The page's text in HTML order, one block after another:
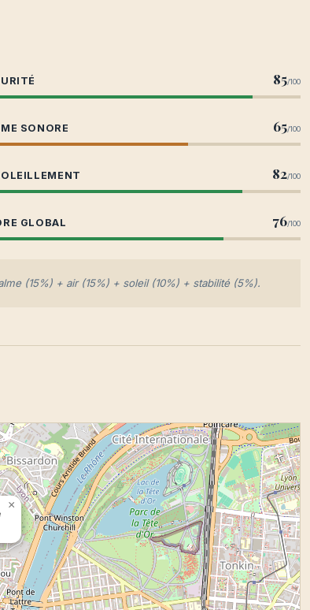
85/100
SONORE 65/100
82/100
GLOBAL 76/100
(15%) + air (15%) + soleil (10%) + stabilité (5%).
×